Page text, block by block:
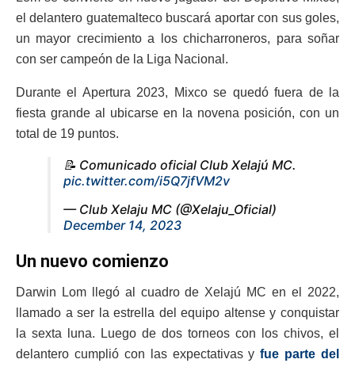
el delantero guatemalteco buscará aportar con sus goles,
un mayor crecimiento a los chicharroneros, para soñar
con ser campeón de la Liga Nacional.
Durante el Apertura 2023, Mixco se quedó fuera de la
fiesta grande al ubicarse en la novena posición, con un
total de 19 puntos.
📝 Comunicado oficial Club Xelajú MC.
pic.twitter.com/i5Q7jfVM2v
— Club Xelaju MC (@Xelaju_Oficial)
December 14, 2023
Un nuevo comienzo
Darwin Lom llegó al cuadro de Xelajú MC en el 2022,
llamado a ser la estrella del equipo altense y conquistar
la sexta luna. Luego de dos torneos con los chivos, el
delantero cumplió con las expectativas yfue parte del